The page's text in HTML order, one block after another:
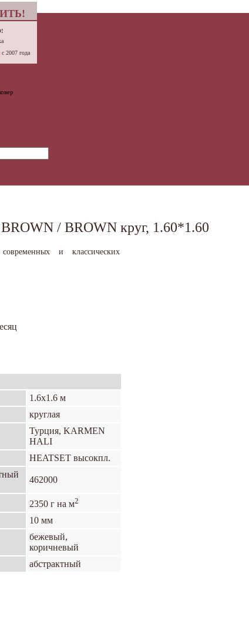
с 2007 года
/ BROWN круг, 1.60*1.60
и классических
1.6х1.6 м
круглая
Турция, KARMEN
HALI
HEATSET высокпл.
462000
2350 г на м2
10 мм
бежевый,
коричневый
абстрактный